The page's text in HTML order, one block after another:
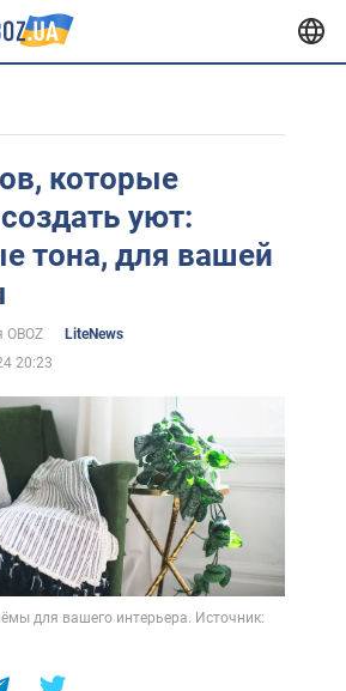
которые
уют:
тона, для вашей
OBOZ
LiteNews
20:23
для вашего интерьера. Источник: